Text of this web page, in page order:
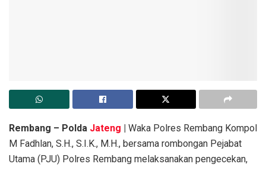
Rembang – Polda Jateng | Waka Polres Rembang Kompol
M Fadhlan, S.H., S.I.K., M.H., bersama rombongan Pejabat
Utama (PJU) Polres Rembang melaksanakan pengecekan,